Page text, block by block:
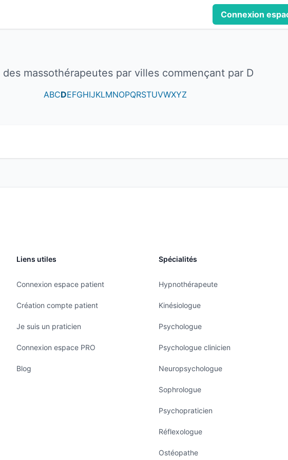
Connexion
massothérapeutes par villes commençant par D
ABCDEFGHIJKLMNOPQRSTUVWXYZ
Liens utiles
Connexion espace patient
Création compte patient
Je suis un praticien
Connexion espace PRO
Blog
Spécialités
Hypnothérapeute
Kinésiologue
Psychologue
Psychologue clinicien
Neuropsychologue
Sophrologue
Psychopraticien
Réflexologue
Ostéopathe